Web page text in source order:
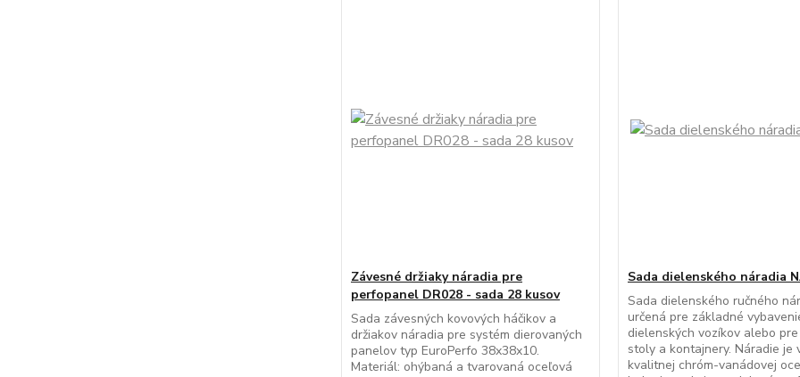
Závesné držiaky náradia pre
perfopanel DR028 - sada 28 kusov
Sada závesných kovových háčikov a
držiakov náradia pre systém dierovaných
panelov typ EuroPerfo 38x38x10.
Materiál: ohýbaná a tvarovaná oceľová
Sada dielenského náradia
Sada dielenského ručného
určená pre základné
dielenských vozíkov alebo
stoly a kontajnery. Náradie je
kvalitnej chróm-vanádovej